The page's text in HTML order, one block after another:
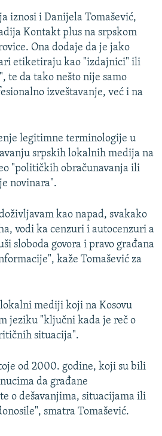
iznosi i Danijela Tomašević,
Kontakt plus na srpskom
Ona dodaje da je jako
etiketiraju kao "izdajnici" ili
te da tako nešto nije samo
izveštavanje, već i na
legitimne terminologije u
srpskih lokalnih medija na
"političkih obračunavanja ili
novinara".
kao napad, svakako
vodi ka cenzuri i autocenzuri a
sloboda govora i pravo građana
kaže Tomašević za
mediji koji na Kosovu
jeziku "ključni kada je reč o
situacija".
od 2000. godine, koji su bili
da građane
o dešavanjima, situacijama ili
smatra Tomašević.